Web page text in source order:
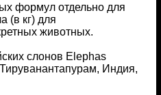
формул отдельно для
(в кг) для
животных.
слонов Elephas
Индия,